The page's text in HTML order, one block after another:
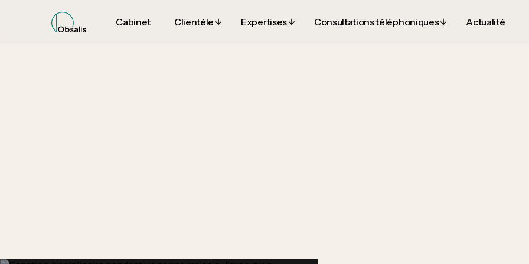
Cabinet
Clientèle
Expertises
Consultations téléphoniques
Actualité